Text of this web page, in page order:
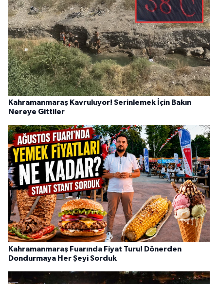
Kahramanmaraş Kavruluyor! Serinlemek İçin Bakın
Nereye Gittiler
Kahramanmaraş Fuarında Fiyat Turu! Dönerden
Dondurmaya Her Şeyi Sorduk